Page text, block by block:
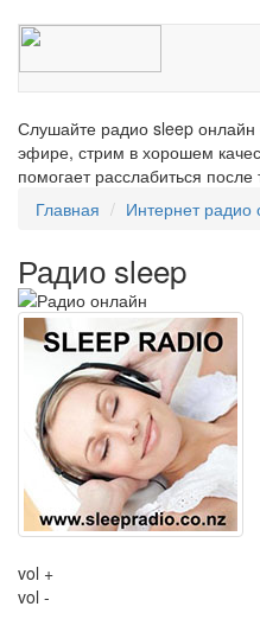
Слушайте радио sleep
эфире, стрим в хорошем
помогает расслабиться после
Главная
Интернет радио
Радио sleep
vol +
vol -